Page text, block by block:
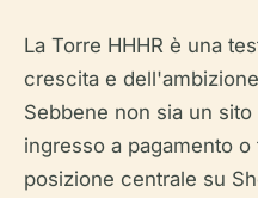
La Torre HHHR è una
crescita e
Sebbene non sia un
ingresso a pagamento
posizione centrale su